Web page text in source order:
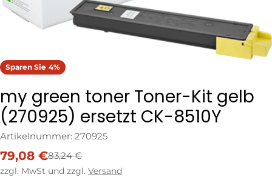
Sparen Sie 4%
my green toner Toner-Kit gelb
(270925) ersetzt CK-8510Y
Artikelnummer: 270925
Verkaufspreis
79,08 €
Regulärer
Preis
83,24 €
zzgl. MwSt und zzgl. Versand